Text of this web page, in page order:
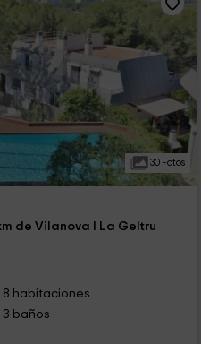
30 Fotos
de Vilanova I La Geltru
8 habitaciones
3 baños